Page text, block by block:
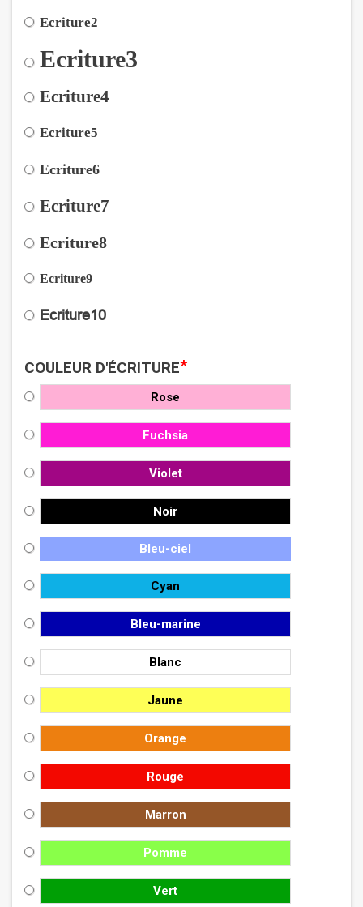
Ecriture2
Ecriture3
Ecriture4
Ecriture5
Ecriture6
Ecriture7
Ecriture8
Ecriture9
Ecriture10
COULEUR D'ÉCRITURE*
Rose
Fuchsia
Violet
Noir
Bleu-ciel
Cyan
Bleu-marine
Blanc
Jaune
Orange
Rouge
Marron
Pomme
Vert